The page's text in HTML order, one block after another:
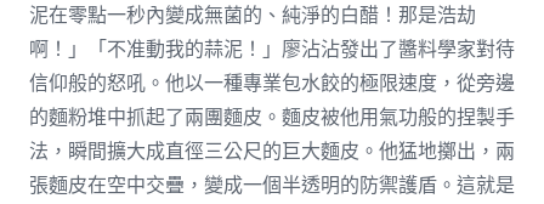
泥在零點一秒內變成無菌的、純淨的白醋！那是浩劫
啊！」「不准動我的蒜泥！」廖沾沾發出了醬料學家對待
信仰般的怒吼。他以一種專業包水餃的極限速度，從旁邊
的麵粉堆中抓起了兩團麵皮。麵皮被他用氣功般的捏製手
法，瞬間擴大成直徑三公尺的巨大麵皮。他猛地擲出，兩
張麵皮在空中交疊，變成一個半透明的防禦護盾。這就是